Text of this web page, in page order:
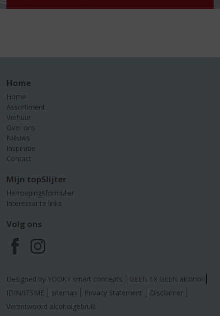
Home
Home
Assortiment
Verhuur
Over ons
Nieuws
Inspiratie
Contact
Mijn topSlijter
Herroepingsformulier
Interessante links
Volg ons
F
a
c
I
n
s
Designed by YOOKY smart concepts
GEEN 18 GEEN alcohol
IDIN/ITSME
sitemap Privacy Statement
Disclaimer
Verantwoord alcoholgebruik